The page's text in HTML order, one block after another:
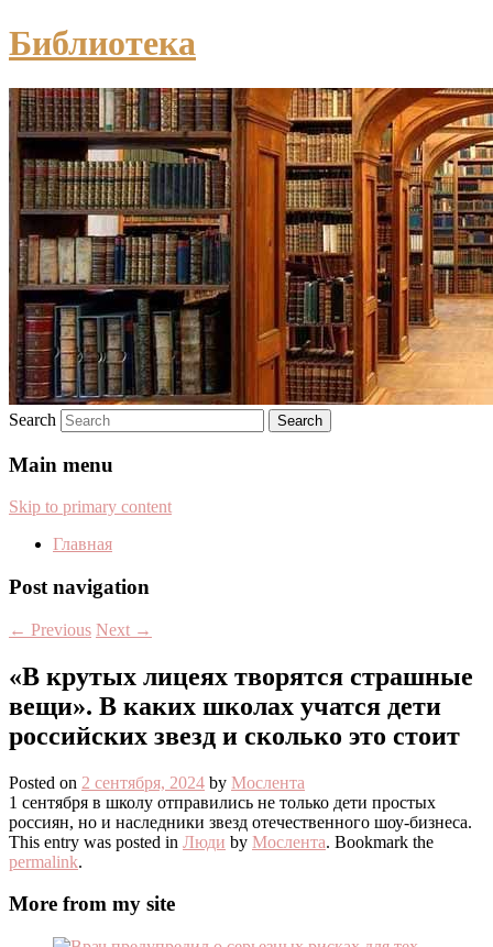
Библиотека
Search
Main menu
Skip to primary content
Главная
Post navigation
← Previous Next →
«В крутых лицеях творятся страшные
вещи». В каких школах учатся дети
российских звезд и сколько это стоит
Posted on 2 сентября, 2024 by Мослента
1 сентября в школу отправились не только дети простых
россиян, но и наследники звезд отечественного шоу-бизнеса.
This entry was posted in Люди by Мослента. Bookmark the
permalink.
More from my site